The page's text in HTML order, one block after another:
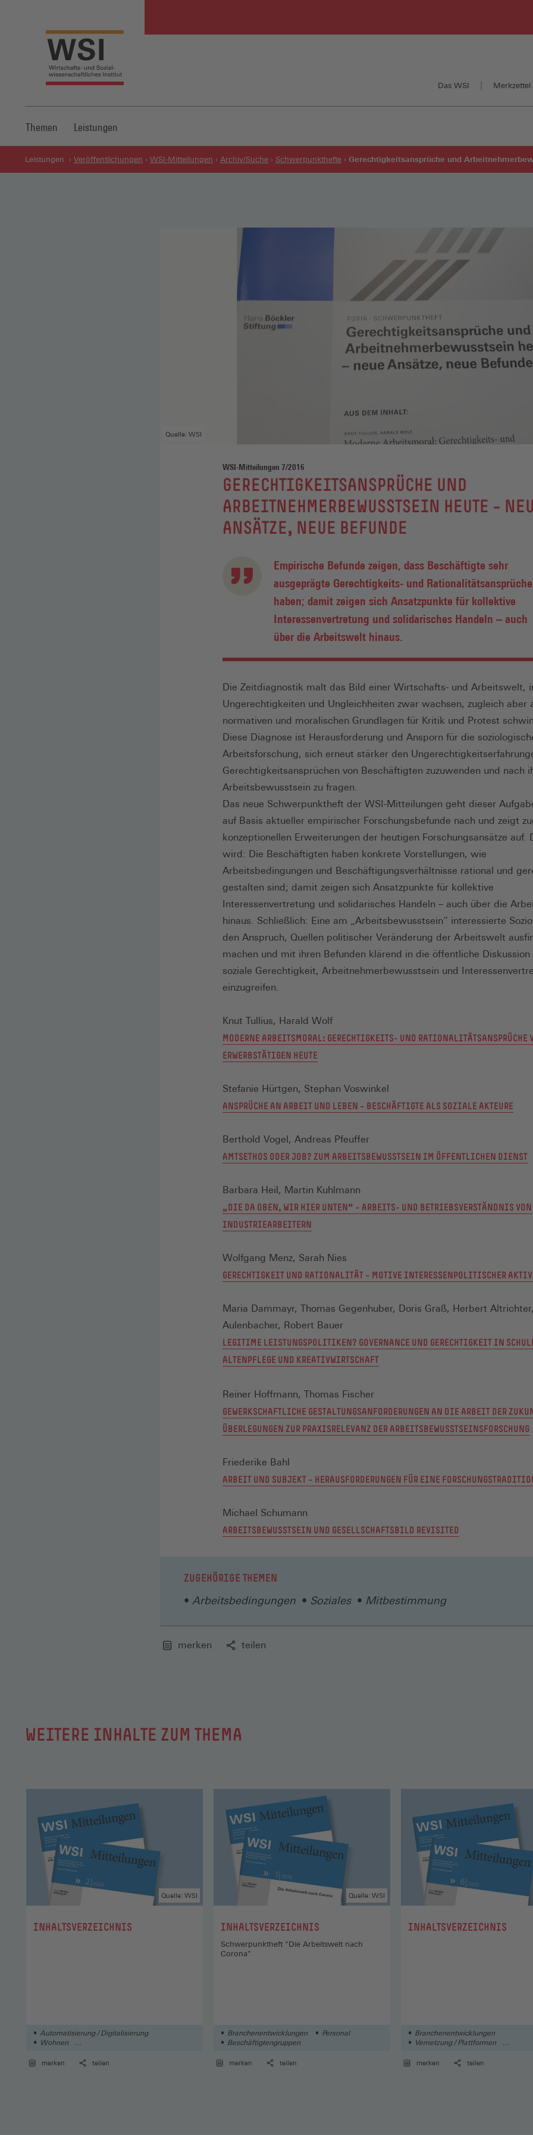
Das WSI Merkzettel
Themen Leistungen
Leistungen Veröffentlichungen WSI-Mitteilungen Archiv/Suche Schwerpunkthefte Gerechtigkeitsansprüche und
Quelle: WSI
WSI-Mitteilungen 7/2016
:
GERECHTIGKEITSANSPRÜCHE UND
ARBEITNEHMERBEWUSSTSEIN HEUTE –
ANSÄTZE, NEUE BEFUNDE
Empirische Befunde zeigen, dass Beschäftigte sehr
ausgeprägte Gerechtigkeits- und Rationalitätsansprüche
haben; damit zeigen sich Ansatzpunkte für kollektive
Interessenvertretung und solidarisches Handeln – auch
über die Arbeitswelt hinaus.
Die Zeitdiagnostik malt das Bild einer Wirtschafts- und Arbeitswelt,
Ungerechtigkeiten und Ungleichheiten zwar wachsen, zugleich aber
normativen und moralischen Grundlagen für Kritik und Protest
Diese Diagnose ist Herausforderung und Ansporn für die
Arbeitsforschung, sich erneut stärker den
Gerechtigkeitsansprüchen von Beschäftigten zuzuwenden und nach
Arbeitsbewusstsein zu fragen.
Das neue Schwerpunktheft der WSI-Mitteilungen geht dieser
auf Basis aktueller empirischer Forschungsbefunde nach und zeigt
konzeptionellen Erweiterungen der heutigen Forschungsansätze auf.
wird: Die Beschäftigten haben konkrete Vorstellungen, wie
Arbeitsbedingungen und Beschäftigungsverhältnisse rational und
gestalten sind; damit zeigen sich Ansatzpunkte für kollektive
Interessenvertretung und solidarisches Handeln – auch über die
hinaus. Schließlich: Eine am „Arbeitsbewusstsein“ interessierte
den Anspruch, Quellen politischer Veränderung der Arbeitswelt
machen und mit ihren Befunden klärend in die öffentliche Diskussion
soziale Gerechtigkeit, Arbeitnehmerbewusstsein und
einzugreifen.
Knut Tullius, Harald Wolf
MODERNE ARBEITSMORAL: GERECHTIGKEITS- UND RATIONALITÄTSANSPRÜCHE
ERWERBSTÄTIGEN HEUTE
Stefanie Hürtgen, Stephan Voswinkel
ANSPRÜCHE AN ARBEIT UND LEBEN – BESCHÄFTIGTE ALS SOZIALE AKTEURE
Berthold Vogel, Andreas Pfeuffer
AMTSETHOS ODER JOB? ZUM ARBEITSBEWUSSTSEIN IM ÖFFENTLICHEN DIENST
Barbara Heil, Martin Kuhlmann
„DIE DA OBEN, WIR HIER UNTEN“ – ARBEITS- UND BETRIEBSVERSTÄNDNIS VON
INDUSTRIEARBEITERN
Wolfgang Menz, Sarah Nies
GERECHTIGKEIT UND RATIONALITÄT – MOTIVE INTERESSENPOLITISCHER
Maria Dammayr, Thomas Gegenhuber, Doris Graß, Herbert
Aulenbacher, Robert Bauer
LEGITIME LEISTUNGSPOLITIKEN? GOVERNANCE UND GERECHTIGKEIT IN
ALTENPFLEGE UND KREATIVWIRTSCHAFT
Reiner Hoffmann, Thomas Fischer
GEWERKSCHAFTLICHE GESTALTUNGSANFORDERUNGEN AN DIE ARBEIT DER
ÜBERLEGUNGEN ZUR PRAXISRELEVANZ DER ARBEITSBEWUSSTSEINSFORSCHUNG
Friederike Bahl
ARBEIT UND SUBJEKT – HERAUSFORDERUNGEN FÜR EINE
Michael Schumann
ARBEITSBEWUSSTSEIN UND GESELLSCHAFTSBILD REVISITED
ZUGEHÖRIGE THEMEN
Arbeitsbedingungen Soziales Mitbestimmung
merken teilen
WEITERE INHALTE ZUM THEMA
:INHALTSVERZEICHNIS
Quelle: WSI
Automatisierung / Digitalisierung
Wohnen
merken
teilen
:INHALTSVERZEICHNIS
Quelle: WSI
Schwerpunktheft "Die Arbeitswelt nach
Corona"
Branchenentwicklungen
Personal
Beschäftigtengruppen
merken teilen
:INHALTSVERZEICHNIS
Branchenentwicklungen
Vernetzung / Plattformen
merken
teilen